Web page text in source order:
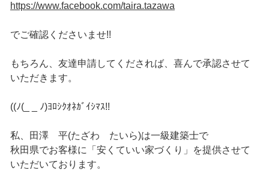
https://www.facebook.com/taira.tazawa
でご確認くださいませ!!
もちろん、友達申請してくだされば、喜んで承認させて
いただきます。
((ﾉ(_ _ ﾉ)ﾖﾛｼｸｵﾈｶﾞｲｼﾏｽ!!
私、田澤 平(たざわ たいら)は一級建築士で
秋田県でお客様に「安くていい家づくり」を提供させて
いただいております。